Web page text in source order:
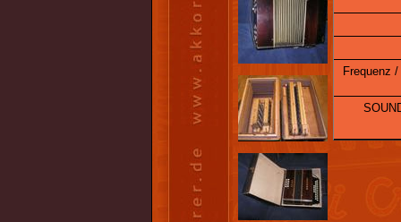
Frequenz